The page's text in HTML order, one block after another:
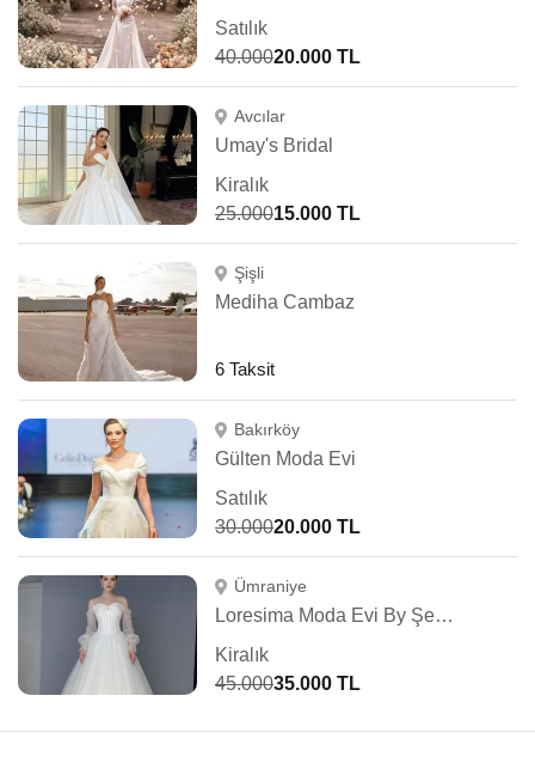
Satılık
40.00020.000 TL
Avcılar
Umay's Bridal
Kiralık
25.00015.000 TL
Şişli
Mediha Cambaz
6 Taksit
Bakırköy
Gülten Moda Evi
Satılık
30.00020.000 TL
Ümraniye
Loresima Moda Evi By Şennur Kosif
Kiralık
45.00035.000 TL